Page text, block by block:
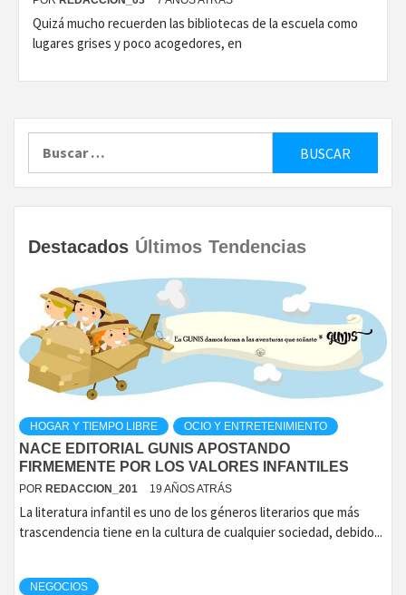
Quizá mucho recuerden las bibliotecas de la escuela como
lugares grises y poco acogedores, en
Destacados Últimos Tendencias
HOGAR Y TIEMPO LIBRE OCIO Y ENTRETENIMIENTO
NACE EDITORIAL GUNIS APOSTANDO
FIRMEMENTE POR LOS VALORES INFANTILES
POR REDACCION_201 19 AÑOS ATRÁS
La literatura infantil es uno de los géneros literarios que más
trascendencia tiene en la cultura de cualquier sociedad, debido...
NEGOCIOS